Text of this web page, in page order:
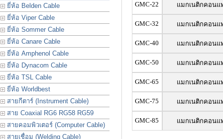
ยี่ห้อ Belden Cable
ยี่ห้อ Viper Cable
ยี่ห้อ Sommer Cable
ยี่ห้อ Canare Cable
ยี่ห้อ Amphenol Cable
ยี่ห้อ Dynacom Cable
ยี่ห้อ TSL Cable
ยี่ห้อ Worldbest
สายกีตาร์ (Instrument Cable)
สาย Coaxial RG6 RG58 RG59
สายคอมพิวเตอร์ (Computer Cable)
สายเชื่อม (Welding Cable)
GMC-22 แมกเนติกคอนแ
GMC-32 แมกเนติกคอนแ
GMC-40 แมกเนติกคอนแ
GMC-50 แมกเนติกคอนแ
GMC-65 แมกเนติกคอนแ
GMC-75 แมกเนติกคอนแ
GMC-85 แมกเนติกคอนแ